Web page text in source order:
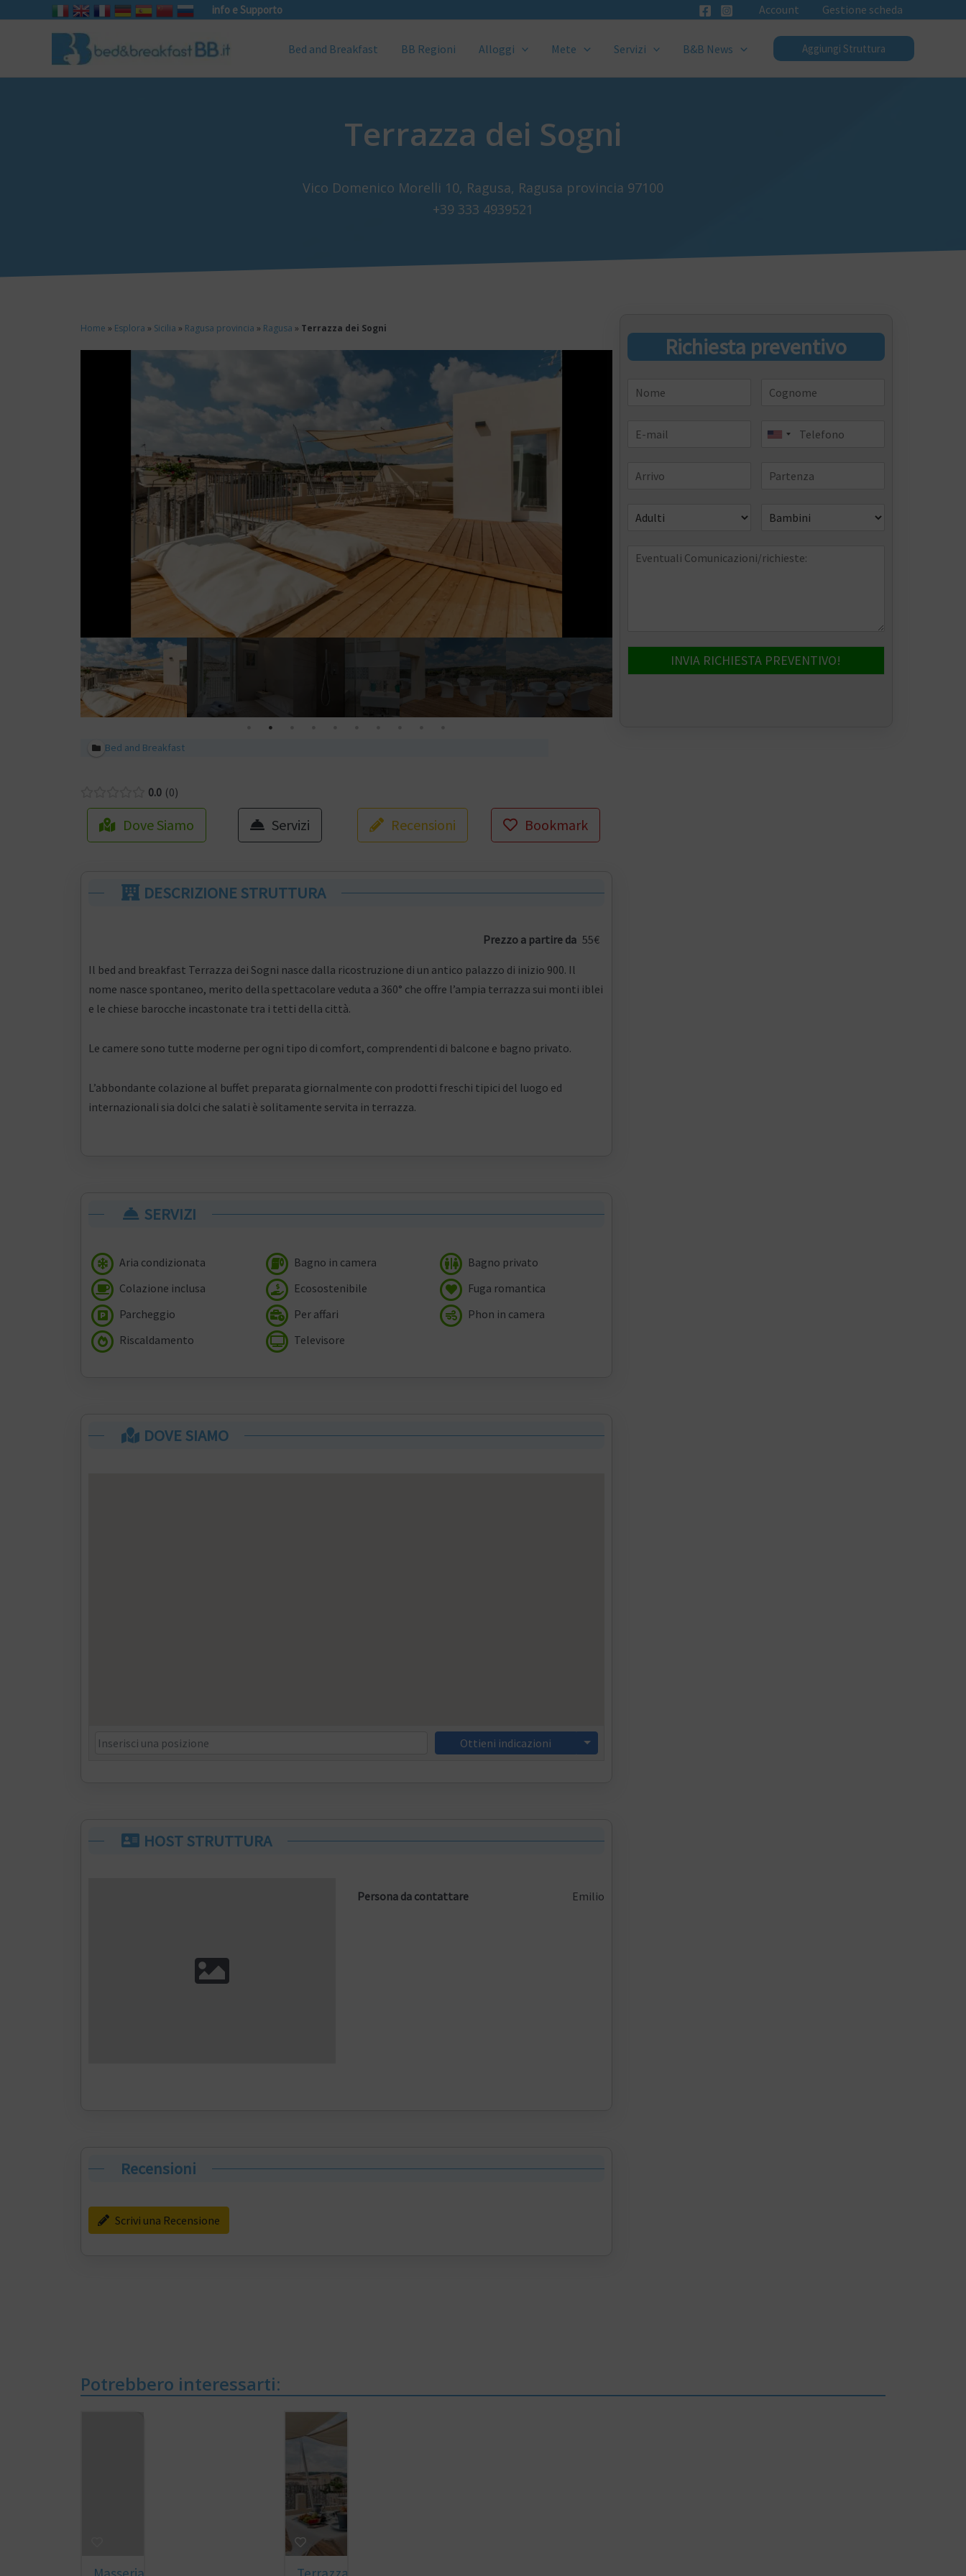
info e Supporto Account Gestione scheda
Bed and Breakfast BB Regioni Alloggi Mete Servizi B&B News Aggiungi Struttura
Terrazza dei Sogni
Vico Domenico Morelli 10, Ragusa, Ragusa provincia 97100
+39 333 4939521
Home » Esplora » Sicilia » Ragusa provincia » Ragusa » Terrazza dei Sogni
Bed and Breakfast
0.0 0
Dove Siamo Servizi Recensioni Bookmark
DESCRIZIONE STRUTTURA
Prezzo a partire da 55€
Il bed and breakfast Terrazza dei Sogni nasce dalla ricostruzione di un antico palazzo di inizio 900. Il
nome nasce spontaneo, merito della spettacolare veduta a 360° che offre l’ampia terrazza sui monti iblei
e le chiese barocche incastonate tra i tetti della città.
Le camere sono tutte moderne per ogni tipo di comfort, comprendenti di balcone e bagno privato.
L’abbondante colazione al buffet preparata giornalmente con prodotti freschi tipici del luogo ed
internazionali sia dolci che salati è solitamente servita in terrazza.
SERVIZI
Aria condizionata Bagno in camera
Bagno privato
Colazione inclusa
Ecosostenibile
Fuga romantica
Parcheggio
Per affari
Phon in camera
Riscaldamento
Televisore
DOVE SIAMO
Ottieni indicazioni
HOST STRUTTURA
Persona da contattare Emilio
Recensioni
Scrivi una Recensione
Richiesta preventivo
INVIA RICHIESTA PREVENTIVO!
Potrebbero interessarti: